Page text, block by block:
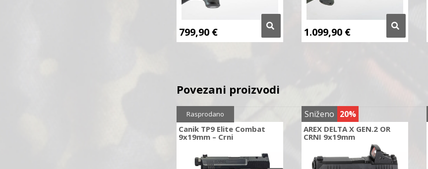
799,90 € 1.099,90 €
Povezani proizvodi
Canik TP9 Elite Combat
9x19mm – Crni
Rasprodano Sniženo 20%
AREX DELTA X GEN.2 OR
CRNI 9x19mm